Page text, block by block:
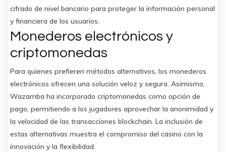
cifrado de nivel bancario para proteger la información personal
y financiera de los usuarios.
Monederos electrónicos y
criptomonedas
Para quienes prefieren métodos alternativos, los monederos
electrónicos ofrecen una solución veloz y segura. Asimismo,
Wazamba ha incorporado criptomonedas como opción de
pago, permitiendo a los jugadores aprovechar la anonimidad y
la velocidad de las transacciones blockchain. La inclusión de
estas alternativas muestra el compromiso del casino con la
innovación y la flexibilidad.